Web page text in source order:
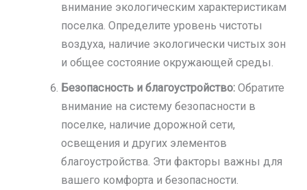
внимание экологическим характеристикам
поселка. Определите уровень чистоты
воздуха, наличие экологически чистых зон
и общее состояние окружающей среды.
Безопасность и благоустройство:Обратите
внимание на систему безопасности в
поселке, наличие дорожной сети,
освещения и других элементов
благоустройства. Эти факторы важны для
вашего комфорта и безопасности.